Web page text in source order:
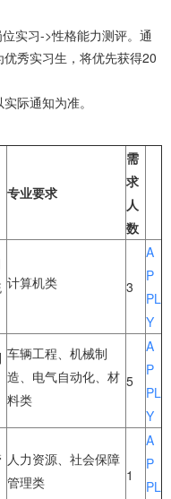
实习->性格能力测评。通
秀实习生，将优先获得20
际通知为准。
专业要求
需
求
人
数
计算机类 3
A
P
PL
Y
车辆工程、机械制
造、电气自动化、材
料类
5
A
P
PL
Y
人力资源、社会保障
管理类
1
A
P
PL